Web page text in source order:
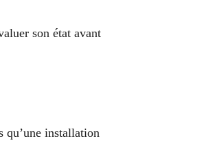
son état avant
qu’une installation